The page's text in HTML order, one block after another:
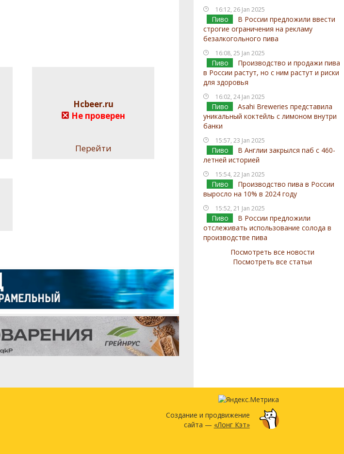
16:12, 26 Jan 2025
Пиво
В России предложили ввести
строгие ограничения на рекламу
безалкогольного пива
16:08, 25 Jan 2025
Пиво
Производство и продажи пива
в России растут, но с ним растут и риски
для здоровья
16:02, 24 Jan 2025
Пиво
Asahi Breweries представила
уникальный коктейль с лимоном внутри
банки
15:57, 23 Jan 2025
Пиво
В Англии закрылся паб с 460-
летней историей
15:54, 22 Jan 2025
Пиво
Производство пива в России
выросло на 10% в 2024 году
15:52, 21 Jan 2025
Пиво
В России предложили
отслеживать использование солода в
производстве пива
Посмотреть все новости
Посмотреть все статьи
Hcbeer.ru
Не проверен
Перейти
Создание и продвижение
сайта — «Лонг Кэт»